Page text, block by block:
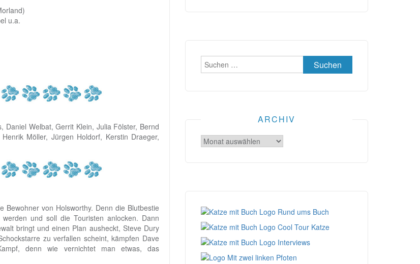
u.a.
Daniel Welbat, Gerrit Klein, Julia Fölster, Bernd
Möller, Jürgen Holdorf, Kerstin Draeger,
von Holsworthy. Denn die Blutbestie
und soll die Touristen anlocken. Dann
bringt und einen Plan ausheckt, Steve Dury
zu verfallen scheint, kämpfen Dave
denn wie vernichtet man etwas, das
Suchen
nach:
ARCHIV
Archiv